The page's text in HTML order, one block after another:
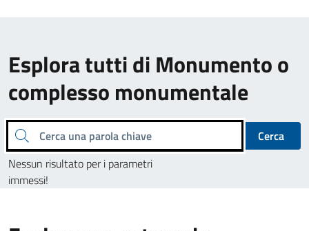
Esplora tutti di Monumento o
complesso monumentale
Cerca una parola chiave
Cerca
Nessun risultato per i parametri
immessi!